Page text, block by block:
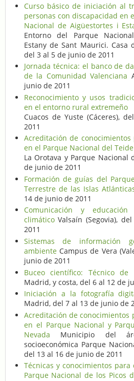
Curso básico de iniciación al
personas con discapacidad en
Nacional de Aigüestortes i
Entorno del Parque
Estany de Sant Maurici. Casa
del 3 al 5 de junio de 2011
Jornada técnica: el banco de
de la Comunidad Valenciana
junio de 2011
Reconocimiento y usos
en el entorno rural extremeño
Cuacos de Yuste (Cáceres),
2011
Acreditación de
en el Parque Nacional del
La Orotava y Parque Nacional
de junio de 2011
Formación de guías del
Terrestre de las Islas
14 de junio de 2011
Comunicación y
climáticoValsaín (Segovia),
2011
Sistemas de información
ambiente Campus de Vera
junio de 2011
Buceo científico: Técnico de
Madrid, y costa, del 6 al 12 de
Iniciación a la fotografía
Madrid, del 7 al 13 de junio de
Acreditación de conocimientos
en el Parque Nacional y
Nevada Municipio del
socioeconómica Parque
del 13 al 16 de junio de 2011
Técnicas y conocimientos
Parque Nacional de los Picos